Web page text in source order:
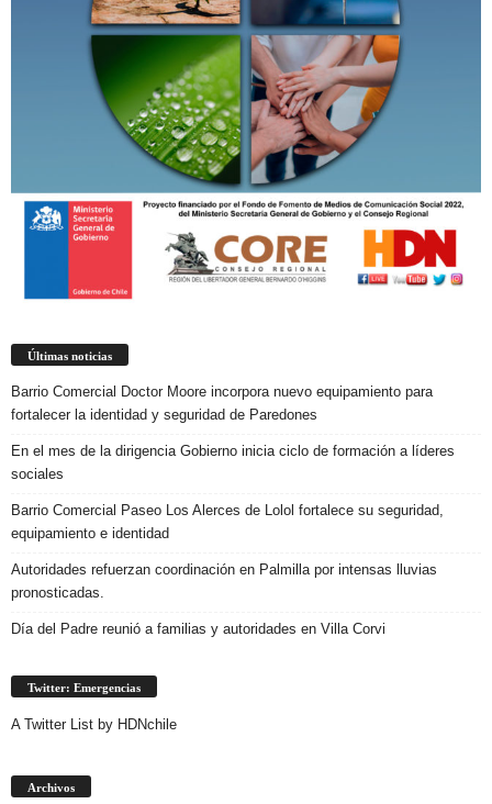
Últimas noticias
Barrio Comercial Doctor Moore incorpora nuevo equipamiento para
fortalecer la identidad y seguridad de Paredones
En el mes de la dirigencia Gobierno inicia ciclo de formación a líderes
sociales
Barrio Comercial Paseo Los Alerces de Lolol fortalece su seguridad,
equipamiento e identidad
Autoridades refuerzan coordinación en Palmilla por intensas lluvias
pronosticadas.
Día del Padre reunió a familias y autoridades en Villa Corvi
Twitter: Emergencias
A Twitter List by HDNchile
Archivos